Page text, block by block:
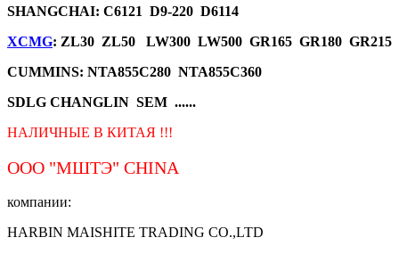
SHANGCHAI: C6121 D9-220 D6114
XCMG: ZL30 ZL50 LW300 LW500 GR165 GR180 GR215
CUMMINS: NTA855C280 NTA855C360
SDLG CHANGLIN SEM ......
НАЛИЧНЫЕ В КИТАЯ !!!
ООО "МШТЭ" CHINA
компании:
HARBIN MAISHITE TRADING CO.,LTD